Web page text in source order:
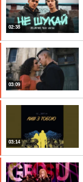
02:38
03:09
03:14